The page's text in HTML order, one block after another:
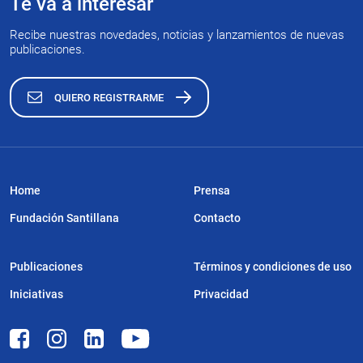
Recibe nuestras novedades, noticias y lanzamientos de nuevas
publicaciones.
QUIERO REGISTRARME
Home
Fundación Santillana
Publicaciones
Iniciativas
Prensa
Contacto
Términos y condiciones de uso
Privacidad